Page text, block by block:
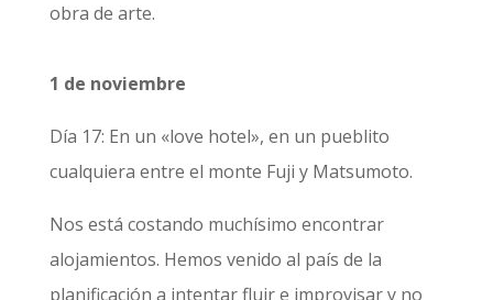
obra de arte.
1 de noviembre
Día 17: En un «love hotel», en un pueblito
cualquiera entre el monte Fuji y Matsumoto.
Nos está costando muchísimo encontrar
alojamientos. Hemos venido al país de la
planificación a intentar fluir e improvisar y no